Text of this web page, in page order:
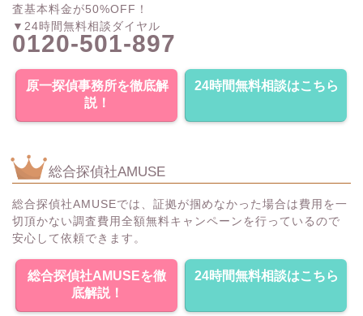
査基本料金が50%OFF！
▼24時間無料相談ダイヤル
0120-501-897
原一探偵事務所を徹底解
説！
24時間無料相談はこちら
総合探偵社AMUSE
総合探偵社AMUSEでは、証拠が掴めなかった場合は費用を一
切頂かない調査費用全額無料キャンペーンを行っているので
安心して依頼できます。
総合探偵社AMUSEを徹
底解説！
24時間無料相談はこちら